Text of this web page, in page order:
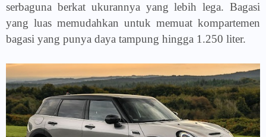
serbaguna berkat ukurannya yang lebih lega. Bagasi
yang luas memudahkan untuk memuat kompartemen
bagasi yang punya daya tampung hingga 1.250 liter.